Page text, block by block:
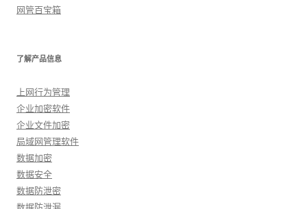
网管百宝箱
了解产品信息
上网行为管理
企业加密软件
企业文件加密
局域网管理软件
数据加密
数据安全
数据防泄密